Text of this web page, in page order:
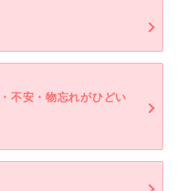
不安・物忘れがひどい